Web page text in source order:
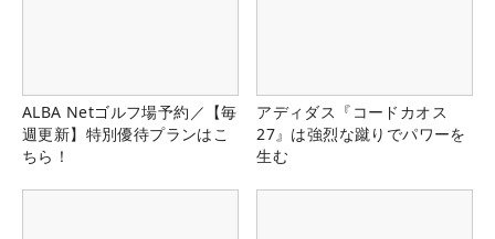
ALBA Netゴルフ場予約／【毎
週更新】特別優待プランはこ
ちら！
アディダス『コードカオス
27』は強烈な蹴りでパワーを
生む